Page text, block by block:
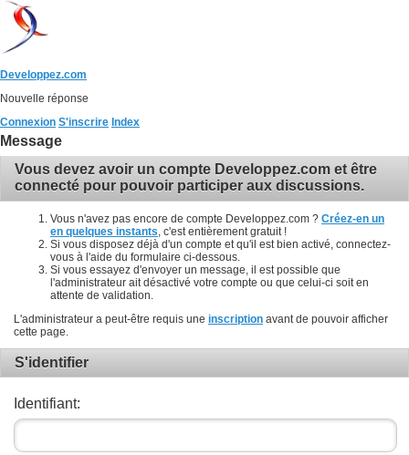
Developpez.com
Nouvelle réponse
Connexion S'inscrire Index
Message
Vous devez avoir un compte Developpez.com et être
connecté pour pouvoir participer aux discussions.
Vous n'avez pas encore de compte Developpez.com ? Créez-en un
en quelques instants , c'est entièrement gratuit !
Si vous disposez déjà d'un compte et qu'il est bien activé, connectez-
vous à l'aide du formulaire ci-dessous.
Si vous essayez d'envoyer un message, il est possible que
l'administrateur ait désactivé votre compte ou que celui-ci soit en
attente de validation.
L'administrateur a peut-être requis une inscription avant de pouvoir afficher
cette page.
S'identifier
Identifiant: